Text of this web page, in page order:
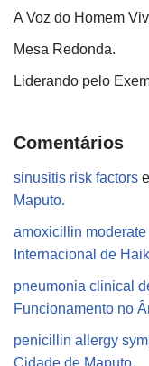
A Voz do Homem
Mesa Redonda.
Liderando pelo
Comentários
sinusitis risk factors
Maputo.
amoxicillin
Internacional de
pneumonia clinical
Funcionamento no
penicillin allergy
Cidade de Maputo.